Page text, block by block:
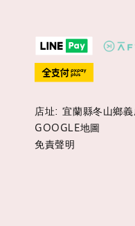
店址: 宜蘭縣冬山鄉
GOOGLE地圖
免責聲明